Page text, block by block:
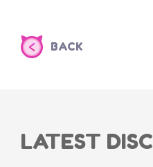
BACK
LATEST DISC